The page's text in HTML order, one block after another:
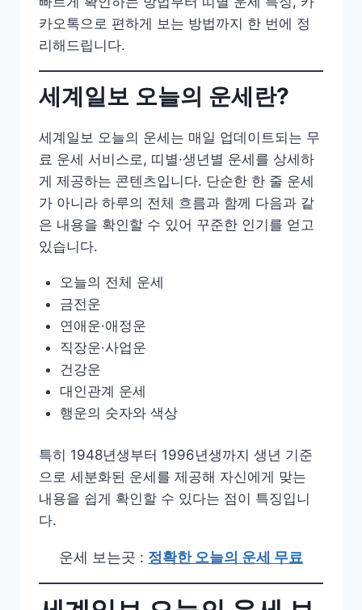
카오톡으로 편하게 보는 방법까지 한 번에 정
리해드립니다.
세계일보 오늘의 운세란?
세계일보 오늘의 운세는 매일 업데이트되는 무
료 운세 서비스로, 띠별·생년별 운세를 상세하
게 제공하는 콘텐츠입니다. 단순한 한 줄 운세
가 아니라 하루의 전체 흐름과 함께 다음과 같
은 내용을 확인할 수 있어 꾸준한 인기를 얻고
있습니다.
오늘의 전체 운세
금전운
연애운·애정운
직장운·사업운
건강운
대인관계 운세
행운의 숫자와 색상
특히 1948년생부터 1996년생까지 생년 기준
으로 세분화된 운세를 제공해 자신에게 맞는
내용을 쉽게 확인할 수 있다는 점이 특징입니
다.
운세 보는곳 : 정확한 오늘의 운세 무료